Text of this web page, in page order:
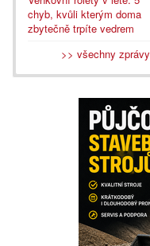
chyb, kvůli kterým doma
zbytečně trpíte vedrem
>> všechny zprávy